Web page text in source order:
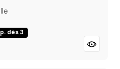
dès 3